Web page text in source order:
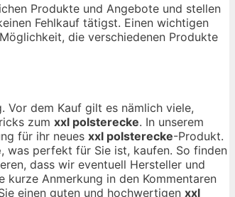
Produkte und Angebote und stellen
Fehlkauf tätigst. Einen wichtigen
die verschiedenen Produkte
Vor dem Kauf gilt es nämlich viele,
zum xxl polsterecke. In unserem
für ihr neues xxl polsterecke-Produkt.
, was perfekt für Sie ist, kaufen. So finden
dass wir eventuell Hersteller und
Anmerkung in den Kommentaren
einen guten und hochwertigen xxl